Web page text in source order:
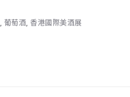
, 葡萄酒, 香港國際美酒展